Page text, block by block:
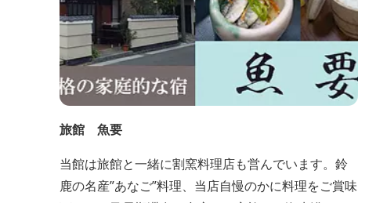
旅館 魚要
当館は旅館と一緒に割窯料理店も営んでいます。鈴
鹿の名産”あなご”料理、当店自慢のかに料理をご賞味